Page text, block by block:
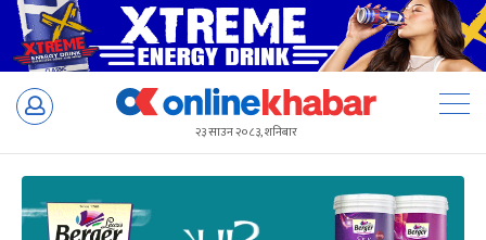
Skip
२३ साउन २०८३, शनिबार